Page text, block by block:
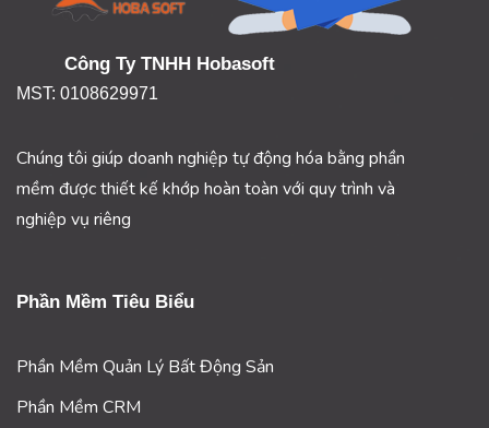
Công Ty TNHH Hobasoft
MST: 0108629971
Chúng tôi giúp doanh nghiệp tự động hóa bằng phần
mềm được thiết kế khớp hoàn toàn với quy trình và
nghiệp vụ riêng
Phần Mềm Tiêu Biểu
Phần Mềm Quản Lý Bất Động Sản
Phần Mềm CRM